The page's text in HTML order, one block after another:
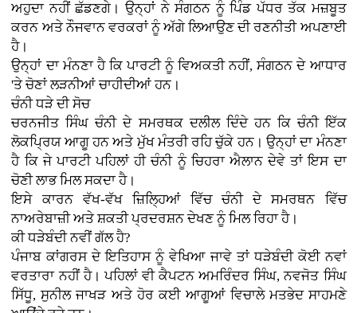
ਅਹੁਦਾ ਨਹੀਂ ਛੱਡਣਗੇ। ਉਨ੍ਹਾਂ ਨੇ ਸੰਗਠਨ ਨੂੰ ਪਿੰਡ ਪੱਧਰ ਤੱਕ ਮਜ਼ਬੂਤ
ਕਰਨ ਅਤੇ ਨੌਜਵਾਨ ਵਰਕਰਾਂ ਨੂੰ ਅੱਗੇ ਲਿਆਉਣ ਦੀ ਰਣਨੀਤੀ ਅਪਣਾਈ
ਹੈ।
ਉਨ੍ਹਾਂ ਦਾ ਮੰਨਣਾ ਹੈ ਕਿ ਪਾਰਟੀ ਨੂੰ ਵਿਅਕਤੀ ਨਹੀਂ, ਸੰਗਠਨ ਦੇ ਆਧਾਰ
'ਤੇ ਚੋਣਾਂ ਲੜਨੀਆਂ ਚਾਹੀਦੀਆਂ ਹਨ।
ਚੰਨੀ ਧੜੇ ਦੀ ਸੋਚ
ਚਰਨਜੀਤ ਸਿੰਘ ਚੰਨੀ ਦੇ ਸਮਰਥਕ ਦਲੀਲ ਦਿੰਦੇ ਹਨ ਕਿ ਚੰਨੀ ਇੱਕ
ਲੋਕਪ੍ਰਿਯ ਆਗੂ ਹਨ ਅਤੇ ਮੁੱਖ ਮੰਤਰੀ ਰਹਿ ਚੁੱਕੇ ਹਨ। ਉਨ੍ਹਾਂ ਦਾ ਮੰਨਣਾ
ਹੈ ਕਿ ਜੇ ਪਾਰਟੀ ਪਹਿਲਾਂ ਹੀ ਚੰਨੀ ਨੂੰ ਚਿਹਰਾ ਐਲਾਨ ਦੇਵੇ ਤਾਂ ਇਸ ਦਾ
ਚੋਣੀ ਲਾਭ ਮਿਲ ਸਕਦਾ ਹੈ।
ਇਸੇ ਕਾਰਨ ਵੱਖ-ਵੱਖ ਜ਼ਿਲ੍ਹਿਆਂ ਵਿੱਚ ਚੰਨੀ ਦੇ ਸਮਰਥਨ ਵਿੱਚ
ਨਾਅਰੇਬਾਜ਼ੀ ਅਤੇ ਸ਼ਕਤੀ ਪ੍ਰਦਰਸ਼ਨ ਦੇਖਣ ਨੂੰ ਮਿਲ ਰਿਹਾ ਹੈ।
ਕੀ ਧੜੇਬੰਦੀ ਨਵੀਂ ਗੱਲ ਹੈ?
ਪੰਜਾਬ ਕਾਂਗਰਸ ਦੇ ਇਤਿਹਾਸ ਨੂੰ ਵੇਖਿਆ ਜਾਵੇ ਤਾਂ ਧੜੇਬੰਦੀ ਕੋਈ ਨਵਾਂ
ਵਰਤਾਰਾ ਨਹੀਂ ਹੈ। ਪਹਿਲਾਂ ਵੀ ਕੈਪਟਨ ਅਮਰਿੰਦਰ ਸਿੰਘ, ਨਵਜੋਤ ਸਿੰਘ
ਸਿੱਧੂ, ਸੁਨੀਲ ਜਾਖੜ ਅਤੇ ਹੋਰ ਕਈ ਆਗੂਆਂ ਵਿਚਾਲੇ ਮਤਭੇਦ ਸਾਹਮਣੇ